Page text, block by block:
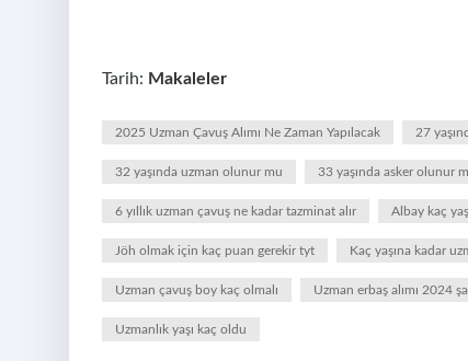
Tarih: Makaleler
2025 Uzman Çavuş Alımı Ne Zaman Yapılacak 27
32 yaşında uzman olunur mu 33 yaşında asker olunur
6 yıllık uzman çavuş ne kadar tazminat alır Albay kaç
Jöh olmak için kaç puan gerekir tyt Kaç yaşına kadar
Uzman çavuş boy kaç olmalı Uzman erbaş alımı 2024
Uzmanlık yaşı kaç oldu